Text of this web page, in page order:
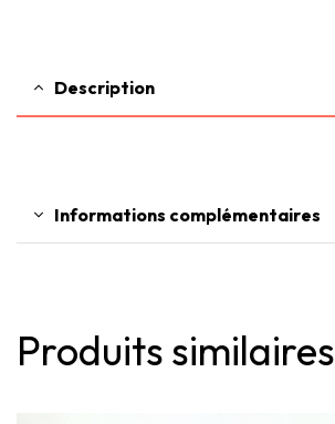
Description
Informations complémentaires
Produits similaires